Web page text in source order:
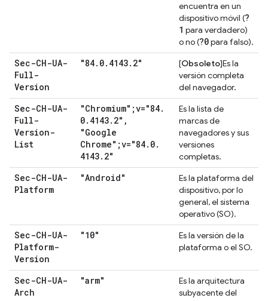
encuentra en un
dispositivo móvil (?
1 para verdadero)
o no (?0para falso).
Sec-CH-UA-
Full-
Version
"84. 0. 4143. 2" [Obsoleto]Es la
versión completa
del navegador.
Sec-CH-UA-
Full-
Version-
List
"Chromium";v="84.
0. 4143. 2" ,
"Google
Chrome";v="84. 0.
4143. 2"
Es la lista de
marcas de
navegadores y sus
versiones
completas.
Sec-CH-UA-
Platform
"Android"
Es la plataforma del
dispositivo, por lo
general, el sistema
operativo (SO).
Sec-CH-UA-
Platform-
Version
"10"
Es la versión de la
plataforma o el SO.
Sec-CH-UA-
Arch
"arm"
Es la arquitectura
subyacente del